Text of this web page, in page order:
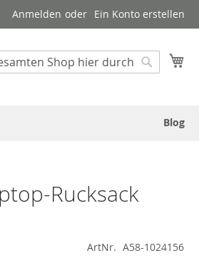
Anmelden Ein Konto erstellen
Suche
Blog
Rucksack
ArtNr. A58-1024156